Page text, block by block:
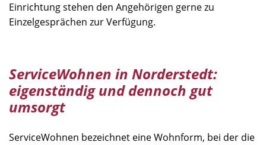
Einrichtung stehen den Angehörigen gerne zu
Einzelgesprächen zur Verfügung.
ServiceWohnen in Norderstedt:
eigenständig und dennoch gut
umsorgt
ServiceWohnen bezeichnet eine Wohnform, bei der die